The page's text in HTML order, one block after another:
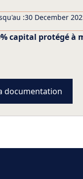
:30 December
capital protégé à
documentation